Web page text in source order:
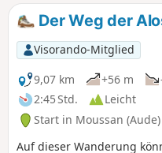
Der Weg der
Visorando-Mitglied
9,07 km
+56 m
2:45 Std.
Leicht
Start in Moussan (Aude)
Auf dieser Wanderung